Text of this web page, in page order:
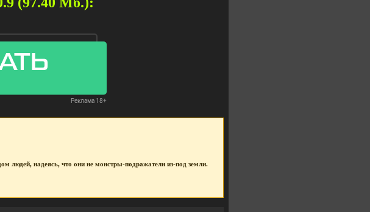
людей, надеясь, что они не монстры-подражатели из-под земли.